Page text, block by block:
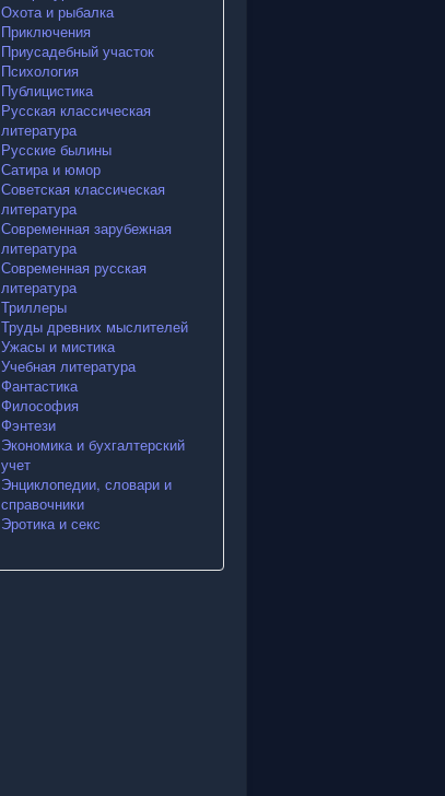
Охота и рыбалка
Приключения
Приусадебный участок
Психология
Публицистика
Русская классическая
литература
Русские былины
Сатира и юмор
Советская классическая
литература
Современная зарубежная
литература
Современная русская
литература
Триллеры
Труды древних мыслителей
Ужасы и мистика
Учебная литература
Фантастика
Философия
Фэнтези
Экономика и бухгалтерский
учет
Энциклопедии, словари и
справочники
Эротика и секс